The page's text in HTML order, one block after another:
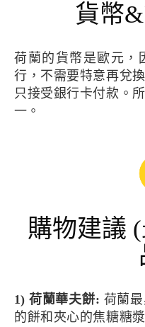
貨
荷蘭的貨幣是歐元，因此，如果您正好在歐洲旅
行，不需要特意再兌
只接受銀行卡付款。
一。
購物建議 (最熱門的紀念
1) 荷蘭華夫餅: 荷蘭
的餅和夾心的焦糖糖